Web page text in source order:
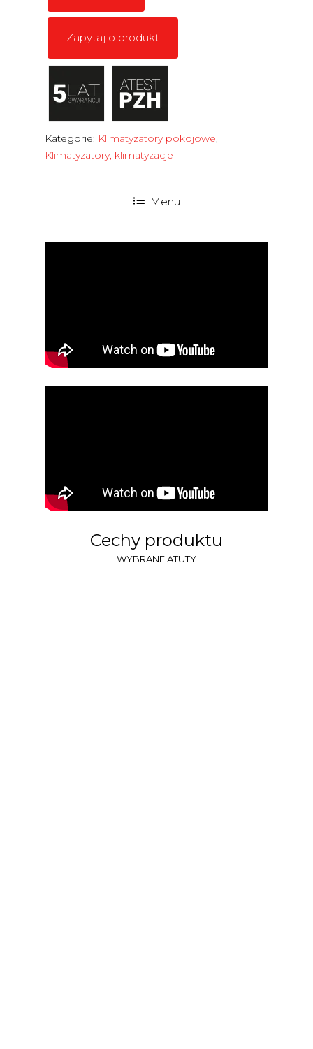
Zapytaj o produkt
Kategorie: Klimatyzatory pokojowe
Klimatyzatory, klimatyzacje
Menu
Cechy produktu
WYBRANE ATUTY